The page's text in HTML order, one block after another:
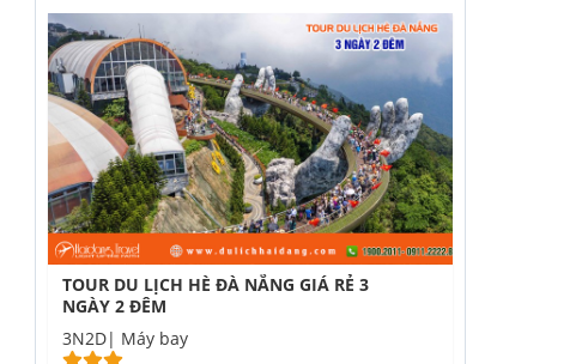
TOUR DU LỊCH HÈ ĐÀ NẴNG GIÁ RẺ 3
NGÀY 2 ĐÊM
3N2D| Máy bay